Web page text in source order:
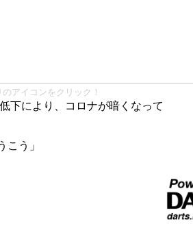
アイコンをクリック！
下により、コロナが暗くなって
こう」